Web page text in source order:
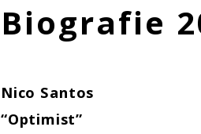
Biografie
Nico Santos
“Optimist”